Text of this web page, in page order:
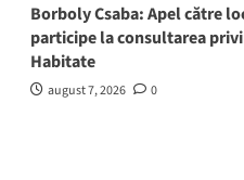
Borboly Csaba: Apel către
participe la consultarea
Habitate
august 7, 2026 0